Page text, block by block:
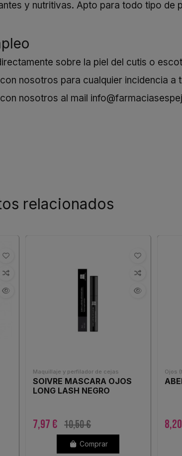
y nutritivas. Apto para todo tipo de
sobre la piel del cutis o
nosotros para cualquier incidencia a
nosotros al mail
relacionados
Maquillaje y perfilador de cejas
SOIVRE MASCARA OJOS
LONG LASH NEGRO
7,97 € 10,50 €
Comprar
Ojos